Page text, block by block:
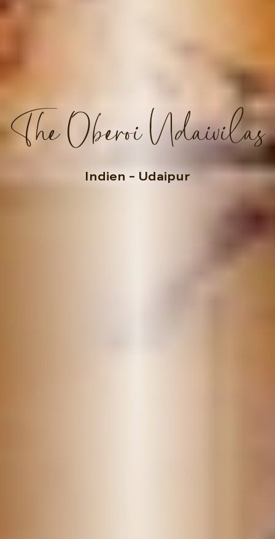
The Oberoi Udaivilas
Indien – Udaipur